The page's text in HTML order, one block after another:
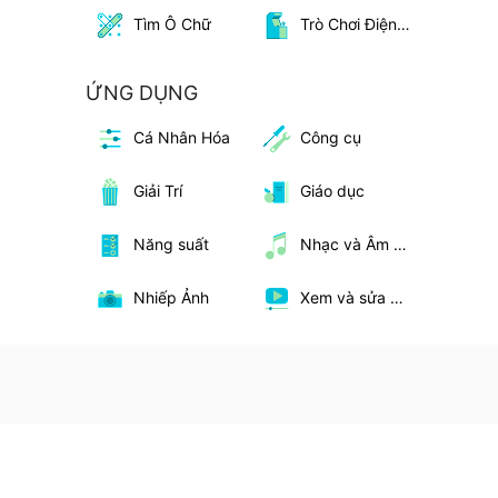
Tìm Ô Chữ Trò Chơi Điện Tử
ỨNG DỤNG
Cá Nhân Hóa Công cụ
Giải Trí Giáo dục
Năng suất Nhạc và Âm Thanh
Nhiếp Ảnh Xem và sửa video